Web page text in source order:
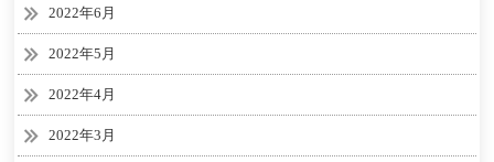
2022年6月
2022年5月
2022年4月
2022年3月